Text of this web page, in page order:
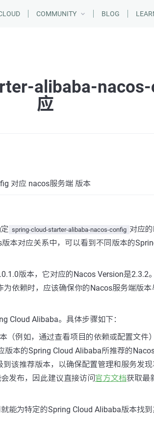
COMMUNITY BLOG
alibaba-
应
对应 nacos服务端 版本
spring-cloud-starter-alibaba-nacos-config 对应
本对应关系中，可以看到不同版本的
版本，它对应的Nacos Version是2.3.2
为依赖时，应该确保你的Nacos服务端版
Cloud Alibaba。具体步骤如下：
（例如，通过查看项目的依赖或配置文件）
本的Spring Cloud Alibaba所推荐的Nacos
该推荐版本，以确保配置管理和服务发现
发布，因此建议直接访问官方文档获取最
能为特定的Spring Cloud Alibaba版本找